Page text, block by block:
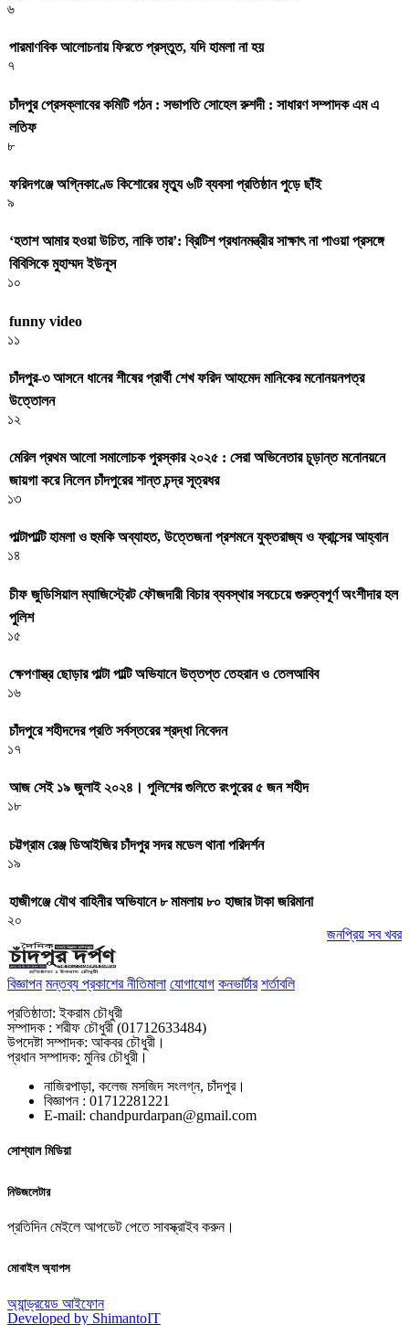
৬
পারমাণবিক আলোচনায় ফিরতে প্রস্তুত, যদি হামলা না হয়
৭
চাঁদপুর প্রেসক্লাবের কমিটি গঠন : সভাপতি সোহেল রুশদী : সাধারণ সম্পাদক এম এ
লতিফ
৮
ফরিদগঞ্জে অগ্নিকাণ্ডে কিশোরের মৃত্যু ৬টি ব্যবসা প্রতিষ্ঠান পুড়ে ছাঁই
৯
‘হতাশ আমার হওয়া উচিত, নাকি তার’: ব্রিটিশ প্রধানমন্ত্রীর সাক্ষাৎ না পাওয়া প্রসঙ্গে
বিবিসিকে মুহাম্মদ ইউনূস
১০
funny video
১১
চাঁদপুর-৩ আসনে ধানের শীষের প্রার্থী শেখ ফরিদ আহমেদ মানিকের মনোনয়নপত্র
উত্তোলন
১২
মেরিল প্রথম আলো সমালোচক পুরস্কার ২০২৫ : সেরা অভিনেতার চূড়ান্ত মনোনয়নে
জায়গা করে নিলেন চাঁদপুরের শান্ত চন্দ্র সূত্রধর
১৩
পাল্টাপাল্টি হামলা ও হুমকি অব্যাহত, উত্তেজনা প্রশমনে যুক্তরাজ্য ও ফ্রান্সের আহ্বান
১৪
চীফ জুডিসিয়াল ম্যাজিস্ট্রেট ফৌজদারী বিচার ব্যবস্থার সবচেয়ে গুরুত্বপূর্ণ অংশীদার হল
পুলিশ
১৫
ক্ষেপণাস্ত্র ছোড়ার পাল্টা পাল্টি অভিযানে উত্তপ্ত তেহরান ও তেলআবিব
১৬
চাঁদপুরে শহীদদের প্রতি সর্বস্তরের শ্রদ্ধা নিবেদন
১৭
আজ সেই ১৯ জুলাই ২০২৪। পুলিশের গুলিতে রংপুরের ৫ জন শহীদ
১৮
চট্টগ্রাম রেঞ্জ ডিআইজির চাঁদপুর সদর মডেল থানা পরিদর্শন
১৯
হাজীগঞ্জে যৌথ বাহিনীর অভিযানে ৮ মামলায় ৮০ হাজার টাকা জরিমানা
২০
জনপ্রিয় সব খবর
বিজ্ঞাপন মন্তব্য প্রকাশের নীতিমালা যোগাযোগ কনভার্টার শর্তাবলি
প্রতিষ্ঠাতা: ইকরাম চৌধুরী
সম্পাদক : শরীফ চৌধুরী (01712633484)
উপদেষ্টা সম্পাদক: আকবর চৌধুরী।
প্রধান সম্পাদক: মুনির চৌধুরী।
নাজিরপাড়া, কলেজ মসজিদ সংলগ্ন, চাঁদপুর।
‎বিজ্ঞাপন : 01712281221
‎E-mail: chandpurdarpan@gmail.com
সোশ্যাল মিডিয়া
নিউজলেটার
প্রতিদিন মেইলে আপডেট পেতে সাবস্ক্রাইব করুন।
মোবাইল অ্যাপস
অ্যান্ড্রয়েড আইফোন
Developed by ShimantoIT